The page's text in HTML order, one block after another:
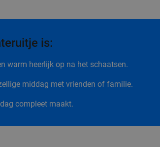
is:
warm heerlijk op na het schaatsen.
middag met vrienden of familie.
compleet maakt.